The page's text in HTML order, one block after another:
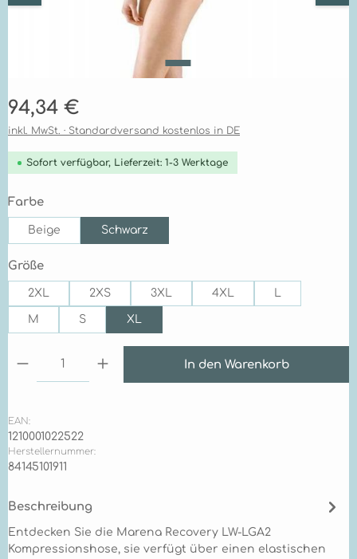
Regulärer Preis:
94,34 €
inkl. MwSt. · Standardversand kostenlos in DE
Sofort verfügbar, Lieferzeit: 1-3 Werktage
Farbeauswählen
Beige Schwarz
Größeauswählen
2XL 2XS 3XL 4XL L
M S XL
Produkt Anzahl: Gib den gewünschten Wert
In den Warenkorb
EAN:
1210001022522
Herstellernummer:
84145101911
Beschreibung
Entdecken Sie die Marena Recovery LW-LGA2
Kompressionshose, sie verfügt über einen elastischen